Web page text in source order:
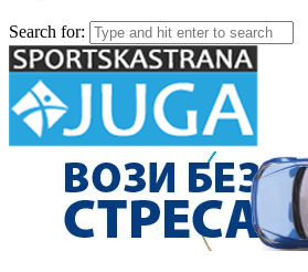
Search for: